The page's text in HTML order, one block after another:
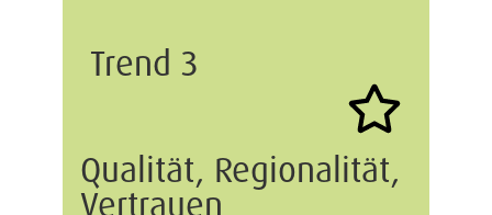
Trend 3
Qualität, Regionalität,
Vertrauen